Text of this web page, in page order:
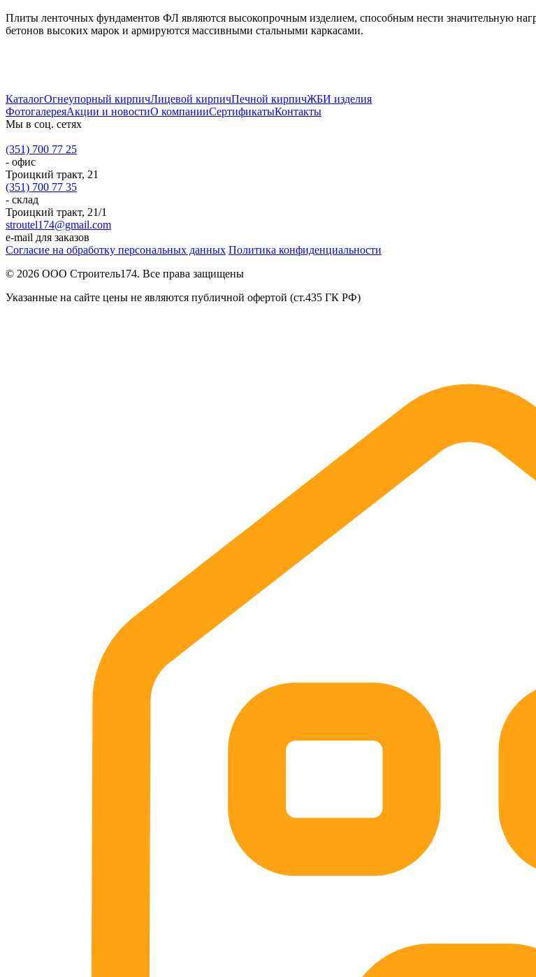
Плиты ленточных фундаментов ФЛ являются высокопрочным изделием, способным нести значительную
бетонов высоких марок и армируются массивными стальными каркасами.
КаталогОгнеупорный кирпичЛицевой кирпичПечной кирпичЖБИ изделия
ФотогалереяАкции и новостиО компанииСертификатыКонтакты
Мы в соц. сетях
(351) 700 77 25
- офис
Троицкий тракт, 21
(351) 700 77 35
- склад
Троицкий тракт, 21/1
stroutel174@gmail.com
e-mail для заказов
Согласие на обработку персональных данных Политика конфиденциальности
© 2026 ООО Строитель174. Все права защищены
Указанные на сайте цены не являются публичной офертой (ст.435 ГК РФ)